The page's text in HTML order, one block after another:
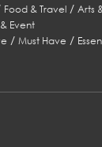
Food & Travel/ Arts
Event
/Must Have /